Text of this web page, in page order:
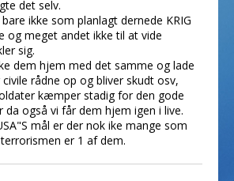
det selv.
ikke som planlagt dernede KRIG
og meget andet ikke til at vide
sig.
dem hjem med det samme og lade
rådne op og bliver skudt osv,
kæmper stadig for den gode
da også vi får dem hjem igen i live.
mål er der nok ike mange som
er 1 af dem.